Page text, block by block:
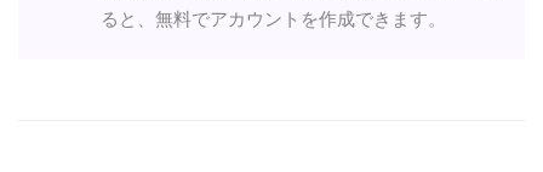
ると、無料でアカウントを作成できます。